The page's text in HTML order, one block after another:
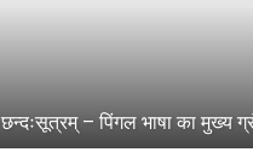
छन्दःसूत्रम् – पिंगल भाषा का मुख्य